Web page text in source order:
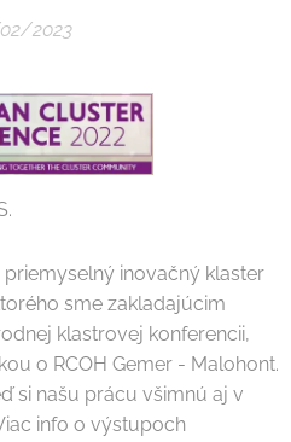
2023
priemyselný inovačný klaster
sme zakladajúcim
klastrovej konferencii,
o RCOH Gemer - Malohont.
si našu prácu všimnú aj v
info o výstupoch